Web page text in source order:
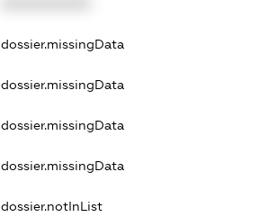
dossier.missingData
dossier.missingData
dossier.missingData
dossier.missingData
dossier.notInList